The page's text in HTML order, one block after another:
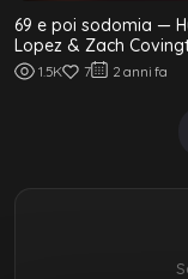
69 e poi sodomia —
Lopez & Zach
1.5K 7 2 anni fa